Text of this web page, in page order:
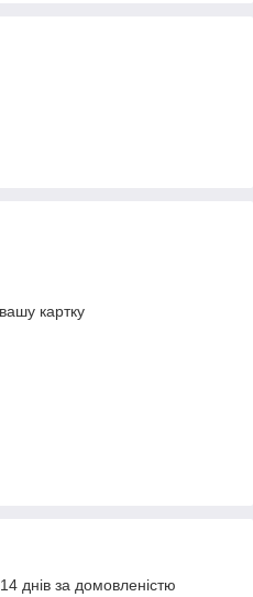
картку
днів за домовленістю